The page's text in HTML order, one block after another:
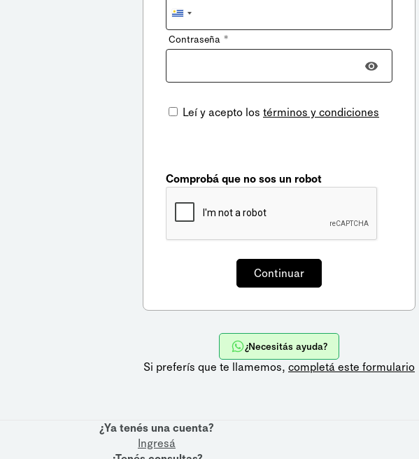
Uruguay
+598
Contraseña *
Leí y acepto los términos y condiciones
Comprobá que no sos un robot
¿Necesitás ayuda?
Si preferís que te llamemos, completá este formulario
¿Ya tenés una cuenta?
Ingresá